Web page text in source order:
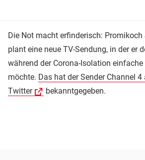
Die Not macht erfinderisch:
plant eine neue TV-Sendung, in der er
während der Corona-Isolation einfache
möchte. Das hat der Sender Channel
Twitter
bekanntgegeben.